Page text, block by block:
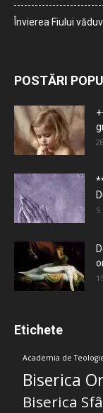
Învierea Fiului
POSTĂRI
5
Etichete
Academia de
Biserica
Biserica